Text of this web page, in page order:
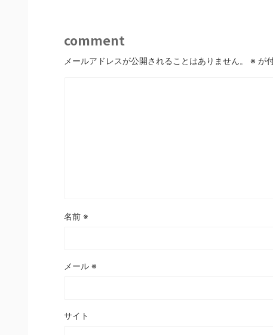
comment
メールアドレスが公開されることはありません。 ※ が
名前 ※
メール ※
サイト